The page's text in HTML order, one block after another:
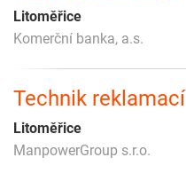
Litoměřice
Komerční banka, a.s.
Technik reklamací
Litoměřice
ManpowerGroup s.r.o.